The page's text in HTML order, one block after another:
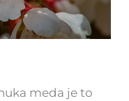
meda je to